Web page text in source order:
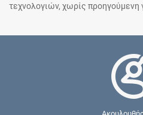
τεχνολογιών, χωρίς προηγούμενη